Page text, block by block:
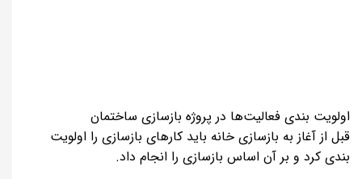
اولویت بندی فعالیت‌ها در پروژه بازسازی ساختمان
قبل از آغاز به بازسازی خانه باید کارهای بازسازی را اولویت
بندی کرد و بر آن اساس بازسازی را انجام داد.